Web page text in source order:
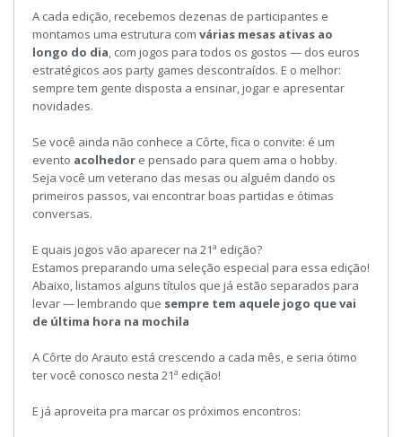
A cada edição, recebemos dezenas de participantes e
montamos uma estrutura com várias mesas ativas ao
longo do dia, com jogos para todos os gostos — dos euros
estratégicos aos party games descontraídos. E o melhor:
sempre tem gente disposta a ensinar, jogar e apresentar
novidades.
Se você ainda não conhece a Côrte, fica o convite: é um
evento acolhedor e pensado para quem ama o hobby.
Seja você um veterano das mesas ou alguém dando os
primeiros passos, vai encontrar boas partidas e ótimas
conversas.
E quais jogos vão aparecer na 21ª edição?
Estamos preparando uma seleção especial para essa edição!
Abaixo, listamos alguns títulos que já estão separados para
levar — lembrando que sempre tem aquele jogo que vai
de última hora na mochila
A Côrte do Arauto está crescendo a cada mês, e seria ótimo
ter você conosco nesta 21ª edição!
E já aproveita pra marcar os próximos encontros: